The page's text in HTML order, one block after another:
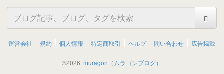
運営会社 規約 個人情報 特定商取引 ヘルプ 問い合わせ 広告掲載
©2026 muragon（ムラゴンブログ）